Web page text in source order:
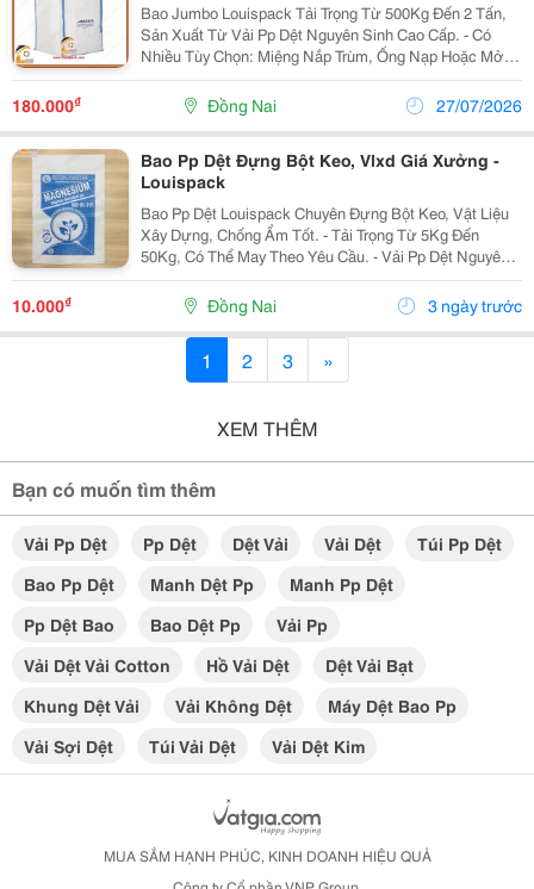
Bao Jumbo Louispack Tải Trọng Từ 500Kg Đến 2 Tấn,
Sản Xuất Từ Vải Pp Dệt Nguyên Sinh Cao Cấp. - Có
Nhiều Tùy Chọn: Miệng Nắp Trùm, Ống Nạp Hoặc Mở
Nguyên; Đáy Xả Hoặc Đáy Phẳng; 4 Quai Nâng Hoặc
Quai Cẩu. - Chất Liệu Chống Ẩm, Chịu Lực Xé Tốt, Có
180.000₫ Đồng Nai 27/07/2026
Bao Pp Dệt Đựng Bột Keo, Vlxd Giá Xưởng -
Louispack
Bao Pp Dệt Louispack Chuyên Đựng Bột Keo, Vật Liệu
Xây Dựng, Chống Ẩm Tốt. - Tải Trọng Từ 5Kg Đến
50Kg, Có Thể May Theo Yêu Cầu. - Vải Pp Dệt Nguyên
Sinh Chịu Tải Cao, Chống Va Đập. - Có Tùy Chọn Tráng
Pe Hoặc Lồng Túi Pe Chống Ẩm, Chống Chảy...
10.000₫ Đồng Nai 3 ngày trước
1 2 3 »
XEM THÊM
Bạn có muốn tìm thêm
Vải Pp Dệt Pp Dệt Dệt Vải Vải Dệt
Túi Pp Dệt
Bao Pp Dệt
Manh Dệt Pp
Manh Pp Dệt
Pp Dệt Bao
Bao Dệt Pp
Vải Pp
Vải Dệt Vải Cotton
Hồ Vải Dệt
Dệt Vải Bạt
Khung Dệt Vải
Vải Không Dệt
Máy Dệt Bao Pp
Vải Sợi Dệt
Túi Vải Dệt Vải Dệt Kim
MUA SẮM HẠNH PHÚC, KINH DOANH HIỆU QUẢ